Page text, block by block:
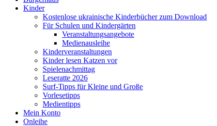
Kinder
Kostenlose ukrainische Kinderbücher zum Download
Für Schulen und Kindergärten
Veranstaltungsangebote
Medienausleihe
Kinderveranstaltungen
Kinder lesen Katzen vor
Spielenachmittag
Leseratte 2026
Surf-Tipps für Kleine und Große
Vorlesetipps
Medientipps
Mein Konto
Onleihe